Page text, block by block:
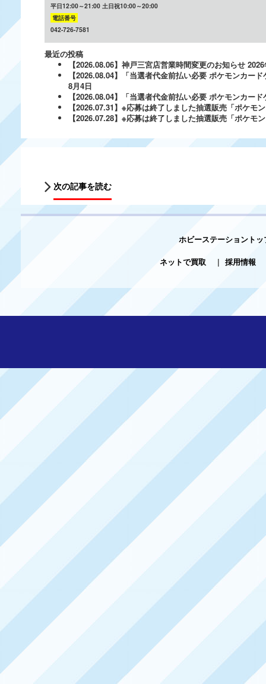
平日12:00～21:00 土日祝10:00～20:00
電話番号
042-726-7581
最近の投稿
【2026.08.06】神戸三宮店営業時間変更のお知らせ
【2026.08.04】「当選者代金前払い必要 ポケモンカー
8月4日
【2026.08.04】「当選者代金前払い必要 ポケモンカー
【2026.07.31】※応募は終了しました抽選販売「ポケ
【2026.07.28】※応募は終了しました抽選販売「ポケ
次の記事を読む
ホビーステーショントッ
ネットで買取
| 採用情報